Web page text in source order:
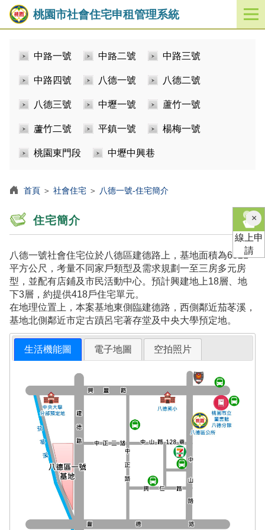
桃園市社會住宅申租管理系統
開
啟
中路一號 中路二號 中路三號
中路四號 八德一號 八德二號
八德三號 中壢一號 蘆竹一號
蘆竹二號 平鎮一號 楊梅一號
桃園東門段 中壢中興巷
首頁 ＞ 社會住宅 ＞ 八德一號-住宅簡介
住宅簡介
八德一號社會住宅位於八德區建德路上，基地面積為6821
平方公尺，考量不同家戶類型及需求規劃一至三房多元房
型，並配有店鋪及市民活動中心。預計興建地上18層、地
下3層，約提供418戶住宅單元。
在地理位置上，本案基地東側臨建德路，西側鄰近茄苳溪，
基地北側鄰近市定古蹟呂宅著存堂及中央大學預定地。
生活機能圖 電子地圖 空拍照片
×關
閉
線上申
請